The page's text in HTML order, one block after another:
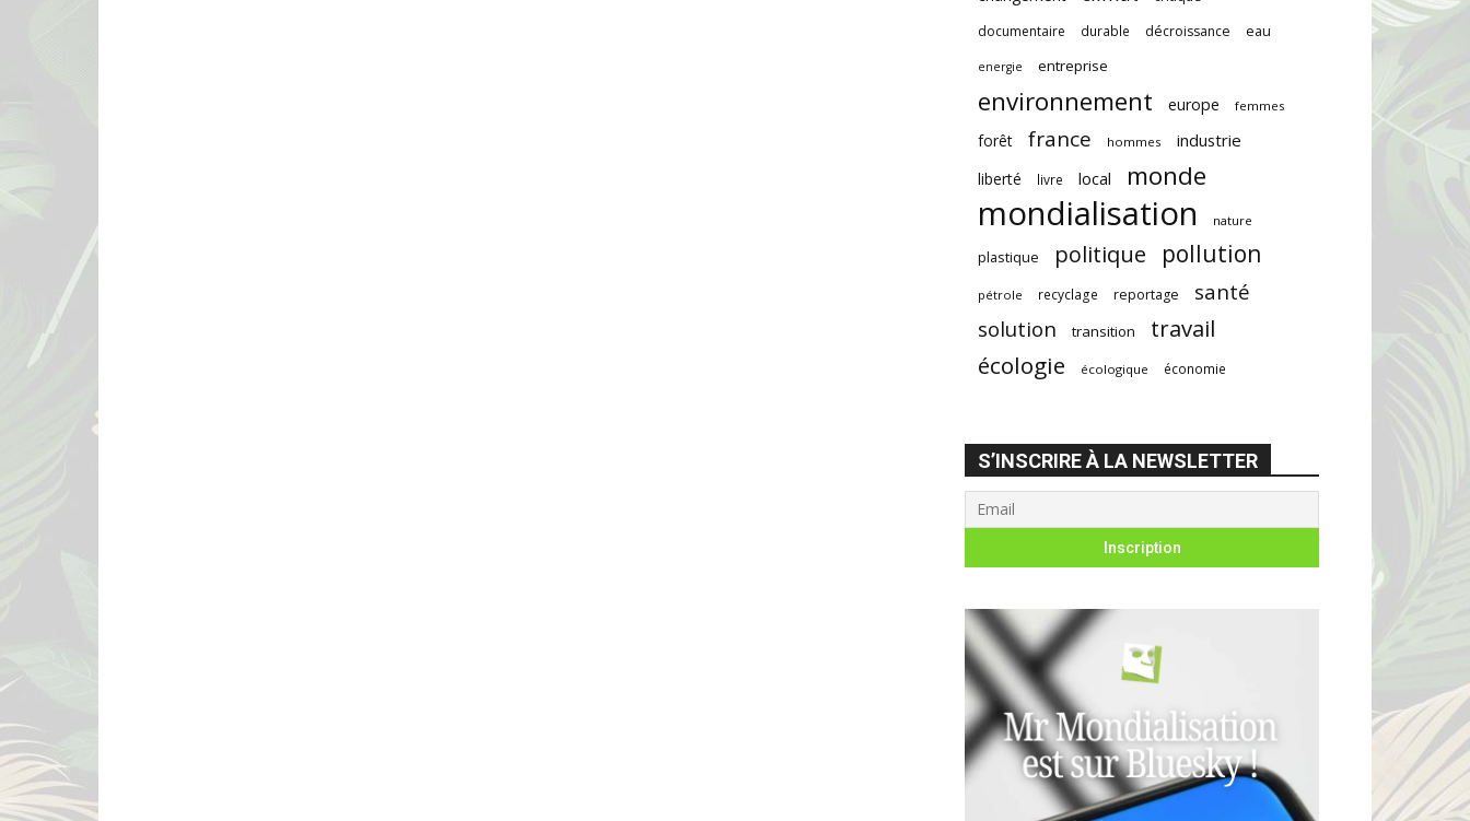
documentaire
durable décroissance eau
energie entreprise
environnement europe femmes
forêt france hommes industrie
liberté livre local monde
mondialisation nature
plastique politique pollution
pétrole recyclage reportage
santé
solution
transition
travail
écologie
écologique économie
S’INSCRIRE À LA NEWSLETTER